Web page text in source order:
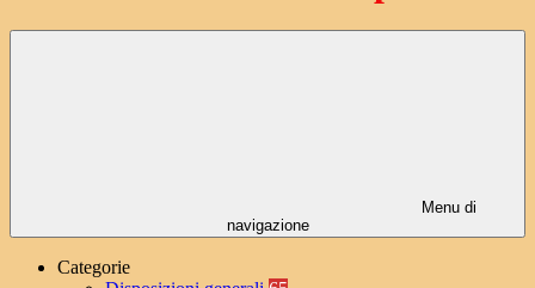
Menu di
navigazione
Categorie